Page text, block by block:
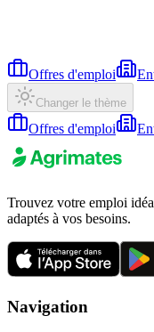
Offres d'emploi
Changer le thème
Offres d'emploi
Trouvez votre emploi
adaptés à vos besoins.
Navigation